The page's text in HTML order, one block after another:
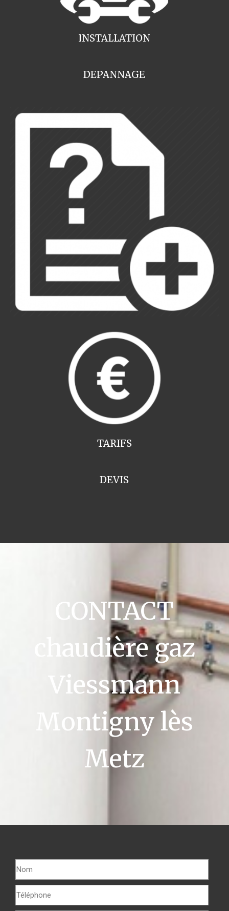
INSTALLATION
DEPANNAGE
TARIFS
DEVIS
CONTACT
chaudière gaz
Viessmann
Montigny lès
Metz